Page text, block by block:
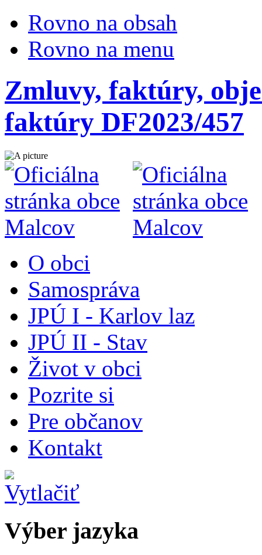
Rovno na obsah
Rovno na menu
Zmluvy, faktúry,
faktúry DF2023/457
O obci
Samospráva
JPÚ I - Karlov laz
JPÚ II - Stav
Život v obci
Pozrite si
Pre občanov
Kontakt
Výber jazyka